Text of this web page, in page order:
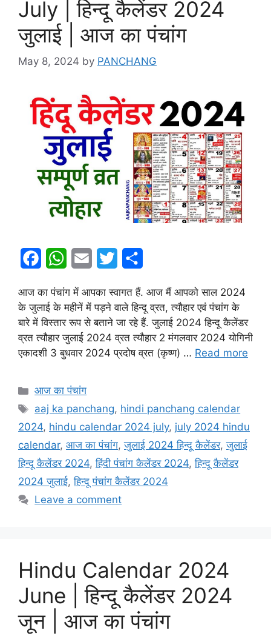
July | हिन्दू कैलेंडर 2024
जुलाई | आज का पंचांग
May 8, 2024 by PANCHANG
c
e
b
W
a
t
s
a
i
l
i
t
t
e
r
e
आज का पंचांग में आपका स्वागत हैं. आज मैं आपको साल 2024
के जुलाई के महीनें में पड़ने वाले हिन्दू व्रत, त्यौहार एवं पंचांग के
बारे में विस्तार रूप से बताने जा रहे हैं. जुलाई 2024 हिन्दू कैलेंडर
व्रत त्यौहार जुलाई 2024 व्रत त्यौहार 2 मंगलवार 2024 योगिनी
एकादशी 3 बुधवार 2024 प्रदोष व्रत (कृष्ण) … Read more
Categories
आज का पंचांग
Tags
aaj ka panchang, hindi panchang calendar
2024, hindu calendar 2024 july, july 2024 hindu
calendar, आज का पंचांग,जुलाई 2024 हिन्दू कैलेंडर,जुलाई
हिन्दू कैलेंडर 2024,हिंदी पंचांग कैलेंडर 2024,हिन्दू कैलेंडर
2024 जुलाई,हिन्दू पंचांग कैलेंडर 2024
Leave a comment
Hindu Calendar 2024
June | हिन्दू कैलेंडर 2024
जून | आज का पंचांग